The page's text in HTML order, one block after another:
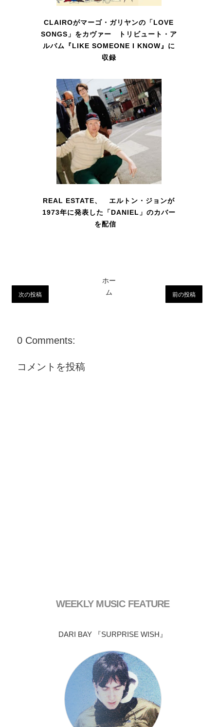
CLAIROがマーゴ・ガリヤンの「LOVE
SONGS」をカヴァー トリビュート・ア
ルバム『LIKE SOMEONE I KNOW』に
収録
REAL ESTATE、 エルトン・ジョンが
1973年に発表した「DANIEL」のカバー
を配信
次の投稿 前の投稿
ホー
ム
0 Comments:
コメントを投稿
WEEKLY MUSIC FEATURE
DARI BAY 『SURPRISE WISH』